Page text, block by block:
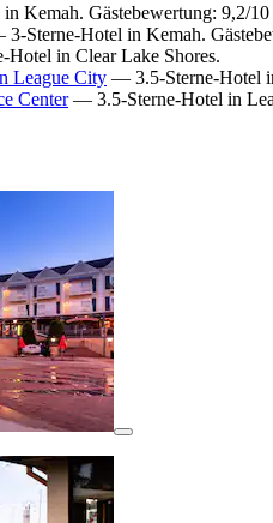
Kemah. Gästebewertung: 9,2/
Sterne-Hotel in Kemah.
in Clear Lake Shores.
League City — 3.5-Sterne-Hotel
Center— 3.5-Sterne-Hotel in